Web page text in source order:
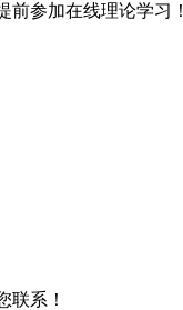
前参加在线理论学习！
联系！